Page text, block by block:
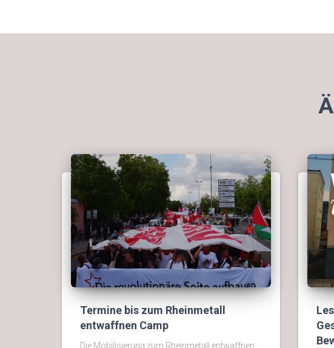
Termine bis zum Rheinmetall
entwaffnen Camp
Die Mobilisierung zum Rheinmetall entwaffnen